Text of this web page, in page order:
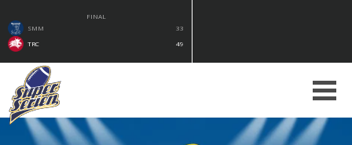
FINAL
SMM
33
TRC
49